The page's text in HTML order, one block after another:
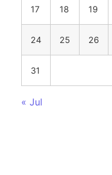
17 18 19
24 25 26
31
« Jul